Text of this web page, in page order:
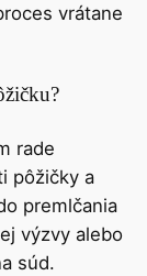
vrátane
rade
pôžičky a
premlčania
výzvy alebo
súd.